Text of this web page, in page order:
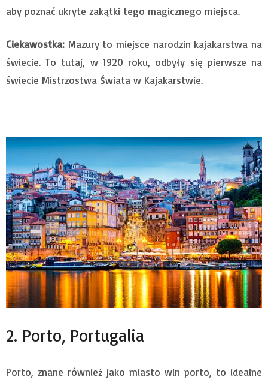
aby poznać ukryte zakątki tego magicznego miejsca.
Ciekawostka: Mazury to miejsce narodzin kajakarstwa na
świecie. To tutaj, w 1920 roku, odbyły się pierwsze na
świecie Mistrzostwa Świata w Kajakarstwie.
2. Porto, Portugalia
Porto, znane również jako miasto win porto, to idealne